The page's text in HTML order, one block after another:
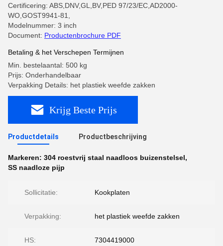
Certificering: ABS,DNV,GL,BV,PED 97/23/EC,AD2000-
WO,GOST9941-81,
Modelnummer: 3 inch
Document: Productenbrochure PDF
Betaling & het Verschepen Termijnen
Min. bestelaantal: 500 kg
Prijs: Onderhandelbaar
Verpakking Details: het plastiek weefde zakken
Krijg Beste Prijs
Productdetails Productbeschrijving
Markeren: 304 roestvrij staal naadloos buizenstelsel,
SS naadloze pijp
Sollicitatie: Kookplaten
Verpakking: het plastiek weefde zakken
HS: 7304419000